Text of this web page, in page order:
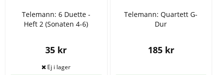
Telemann: 6 Duette -
Heft 2 (Sonaten 4-6)
35 kr
Telemann: Quartett G-
Dur
185 kr